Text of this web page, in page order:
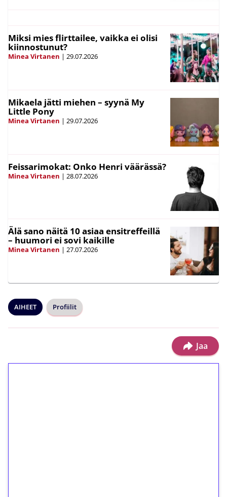
Miksi mies flirttailee, vaikka ei olisi
kiinnostunut?
Minea Virtanen | 29.07.2026
Mikaela jätti miehen – syynä My
Little Pony
Minea Virtanen | 29.07.2026
Feissarimokat: Onko Henri väärässä?
Minea Virtanen | 28.07.2026
Älä sano näitä 10 asiaa ensitreffeillä
– huumori ei sovi kaikille
Minea Virtanen | 27.07.2026
AIHEET Profiilit
Jaa